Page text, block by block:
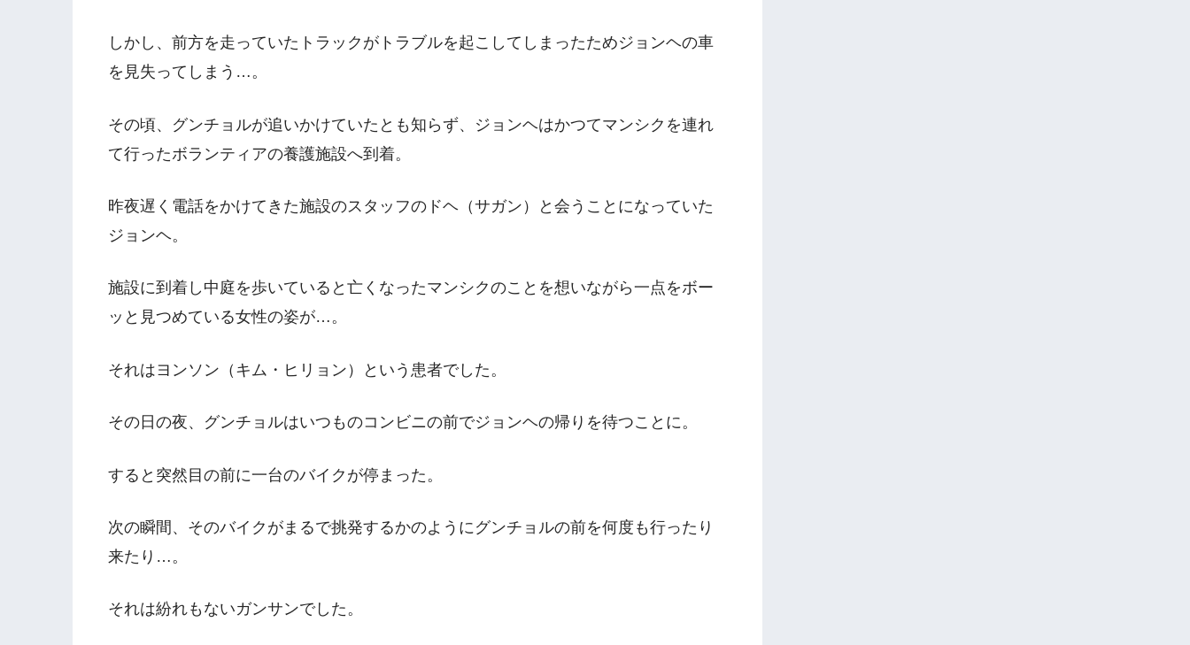
しかし、前方を走っていたトラックがトラブルを起こしてしまったためジョンヘの車
を見失ってしまう…。
その頃、グンチョルが追いかけていたとも知らず、ジョンヘはかつてマンシクを連れ
て行ったボランティアの養護施設へ到着。
昨夜遅く電話をかけてきた施設のスタッフのドヘ（サガン）と会うことになっていた
ジョンヘ。
施設に到着し中庭を歩いていると亡くなったマンシクのことを想いながら一点をボー
ッと見つめている女性の姿が…。
それはヨンソン（キム・ヒリョン）という患者でした。
その日の夜、グンチョルはいつものコンビニの前でジョンヘの帰りを待つことに。
すると突然目の前に一台のバイクが停まった。
次の瞬間、そのバイクがまるで挑発するかのようにグンチョルの前を何度も行ったり
来たり…。
それは紛れもないガンサンでした。